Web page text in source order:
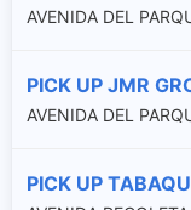
AVENIDA DEL
PICK UP JMR
AVENIDA DEL
PICK UP